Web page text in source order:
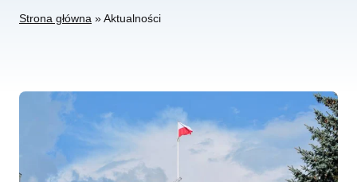
Strona główna »Aktualności